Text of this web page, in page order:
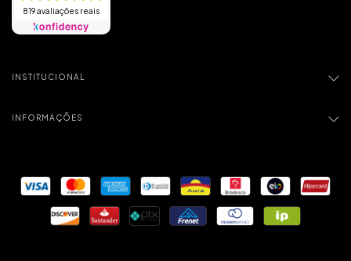
819 avaliações reais
INSTITUCIONAL
INFORMAÇÕES